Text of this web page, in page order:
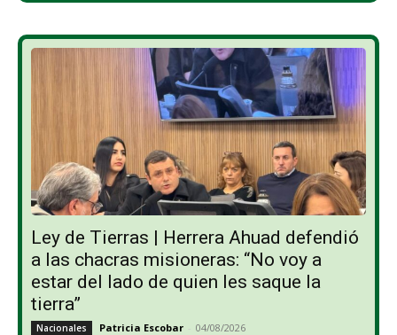
Ley de Tierras | Herrera Ahuad defendió
a las chacras misioneras: “No voy a
estar del lado de quien les saque la
tierra”
Nacionales Patricia Escobar - 04/08/2026